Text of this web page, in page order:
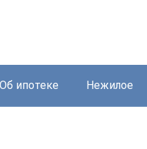
Об ипотеке Нежилое